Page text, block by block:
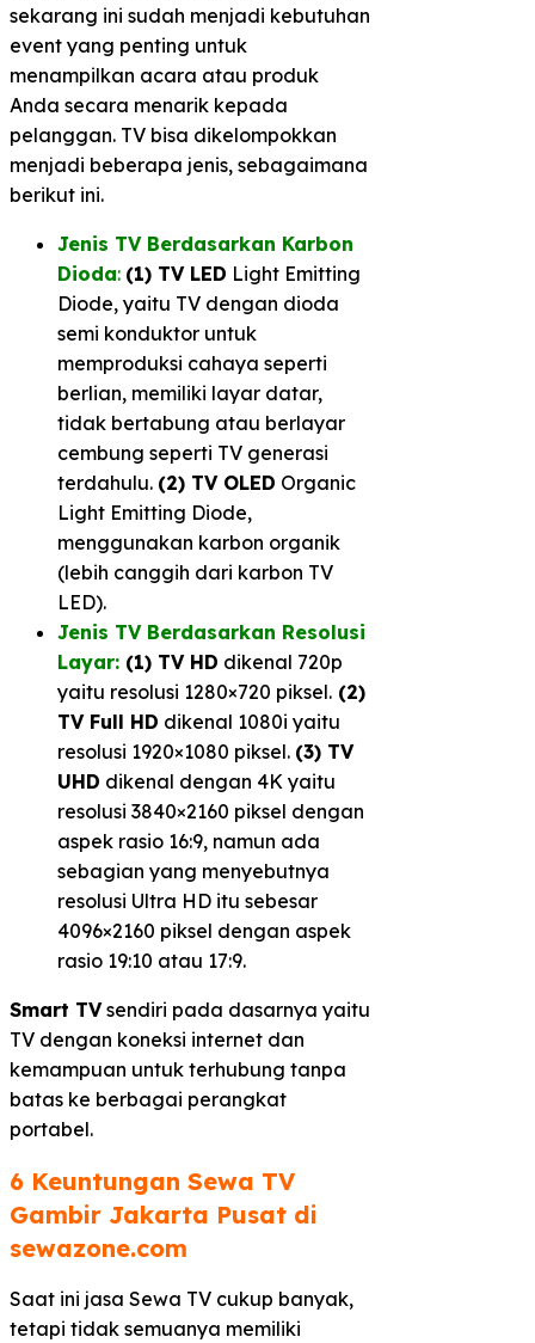
sekarang ini sudah menjadi kebutuhan
event yang penting untuk
menampilkan acara atau produk
Anda secara menarik kepada
pelanggan. TV bisa dikelompokkan
menjadi beberapa jenis, sebagaimana
berikut ini.
Jenis TV Berdasarkan Karbon
Dioda: (1) TV LED Light Emitting
Diode, yaitu TV dengan dioda
semi konduktor untuk
memproduksi cahaya seperti
berlian, memiliki layar datar,
tidak bertabung atau berlayar
cembung seperti TV generasi
terdahulu. (2) TV OLED Organic
Light Emitting Diode,
menggunakan karbon organik
(lebih canggih dari karbon TV
LED).
Jenis TV Berdasarkan Resolusi
Layar: (1) TV HD dikenal 720p
yaitu resolusi 1280×720 piksel. (2)
TV Full HD dikenal 1080i yaitu
resolusi 1920×1080 piksel. (3) TV
UHD dikenal dengan 4K yaitu
resolusi 3840×2160 piksel dengan
aspek rasio 16:9, namun ada
sebagian yang menyebutnya
resolusi Ultra HD itu sebesar
4096×2160 piksel dengan aspek
rasio 19:10 atau 17:9.
Smart TVsendiri pada dasarnya yaitu
TV dengan koneksi internet dan
kemampuan untuk terhubung tanpa
batas ke berbagai perangkat
portabel.
6 Keuntungan Sewa TV
Gambir Jakarta Pusat di
sewazone.com​
Saat ini jasa Sewa TV cukup banyak,
tetapi tidak semuanya memiliki